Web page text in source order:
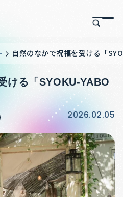
自然のなかで祝福を受ける「
ける「SYOKU-YABO
2026.02.05